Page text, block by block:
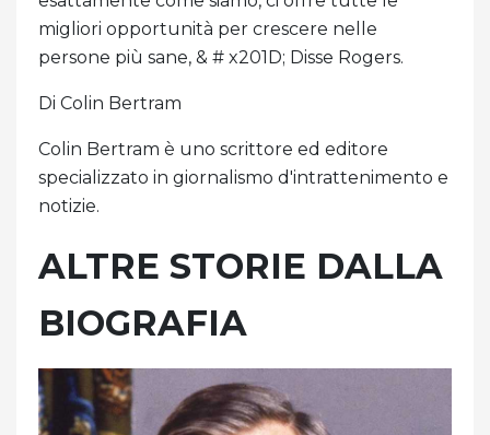
migliori opportunità per crescere nelle
persone più sane, & # x201D; Disse Rogers.
Di Colin Bertram
Colin Bertram è uno scrittore ed editore
specializzato in giornalismo d'intrattenimento e
notizie.
ALTRE STORIE DALLA
BIOGRAFIA